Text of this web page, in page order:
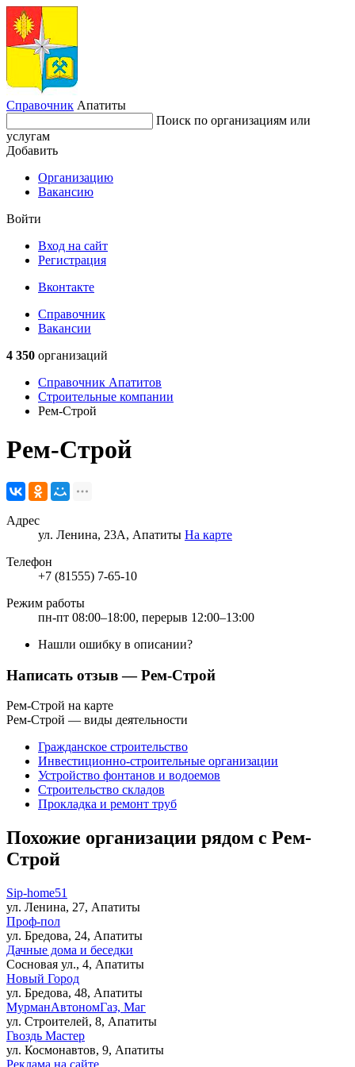
Справочник Апатиты
Поиск по организациям или
услугам
Добавить
Организацию
Вакансию
Войти
Вход на сайт
Регистрация
Вконтакте
Справочник
Вакансии
4 350 организаций
Справочник Апатитов
Строительные компании
Рем-Строй
Рем-Строй
Адрес
ул. Ленина, 23А, Апатиты На карте
Телефон
+7 (81555) 7-65-10
Режим работы
пн-пт 08:00–18:00, перерыв 12:00–13:00
Нашли ошибку в описании?
Написать отзыв— Рем-Строй
Рем-Строй на карте
Рем-Строй — виды деятельности
Гражданское строительство
Инвестиционно-строительные организации
Устройство фонтанов и водоемов
Строительство складов
Прокладка и ремонт труб
Похожие организации рядом с Рем-
Строй
Sip-home51
ул. Ленина, 27, Апатиты
Проф-пол
ул. Бредова, 24, Апатиты
Дачные дома и беседки
Сосновая ул., 4, Апатиты
Новый Город
ул. Бредова, 48, Апатиты
МурманАвтономГаз, Маг
ул. Строителей, 8, Апатиты
Гвоздь Мастер
ул. Космонавтов, 9, Апатиты